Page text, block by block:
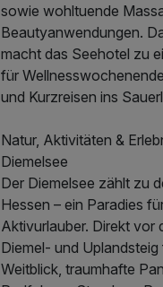
sowie wohltuende
Beautyanwendungen.
macht das Seehotel zu
für
und Kurzreisen ins
Natur, Aktivitäten &
Diemelsee
Der Diemelsee zählt zu
Hessen – ein Paradies
Aktivurlauber. Direkt vor
Diemel- und
Weitblick, traumhafte